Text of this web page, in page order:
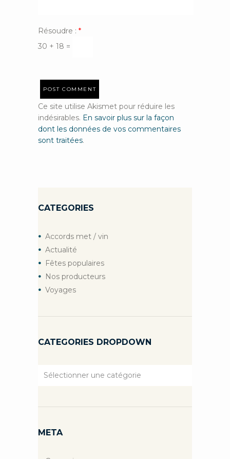
Résoudre : *
30 + 18 =
Ce site utilise Akismet pour réduire les
indésirables. En savoir plus sur la façon
dont les données de vos commentaires
sont traitées.
CATEGORIES
Accords met / vin
Actualité
Fêtes populaires
Nos producteurs
Voyages
CATEGORIES DROPDOWN
Categories
META